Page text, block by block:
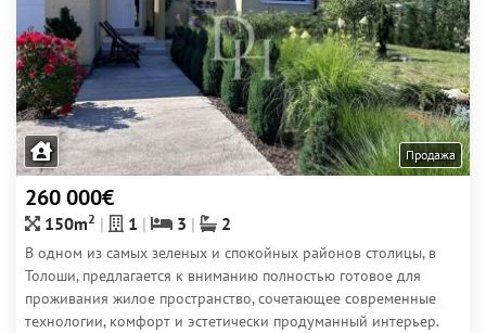
Продажа
260 000€
150m2 1 3 2
В одном из самых зеленых и спокойных районов столицы, в
Толоши, предлагается к вниманию полностью готовое для
проживания жилое пространство, сочетающее современные
технологии, комфорт и эстетически продуманный интерьер.